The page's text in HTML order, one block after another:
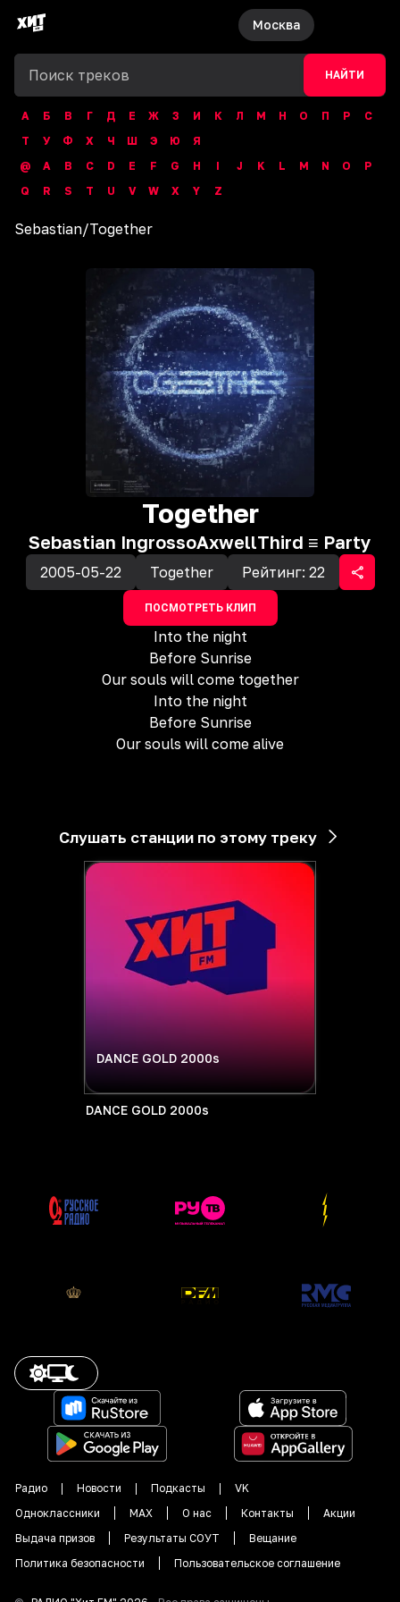
Москва
НАЙТИ
А Б В Г Д Е Ж З И К Л М Н О П Р
С
Т
У Ф Х Ч Ш Э Ю
Я
@
A B C D E F G H I J K L M N O
P
Q
R S T U V W X Y Z
Sebastian/Together
Together
Sebastian IngrossoAxwellThird ≡ Party
2005-05-22 Together Рейтинг: 22
ПОСМОТРЕТЬ КЛИП
Into the night
Before Sunrise
Our souls will come together
Into the night
Before Sunrise
Our souls will come alive
Слушать станции по этому треку
DANCE GOLD 2000s
DANCE GOLD 2000s
Радио Новости Подкасты
VK
Одноклассники
MAX О нас Контакты
Акции
Выдача призов
Результаты СОУТ
Вещание
Политика безопасности
Пользовательское соглашение